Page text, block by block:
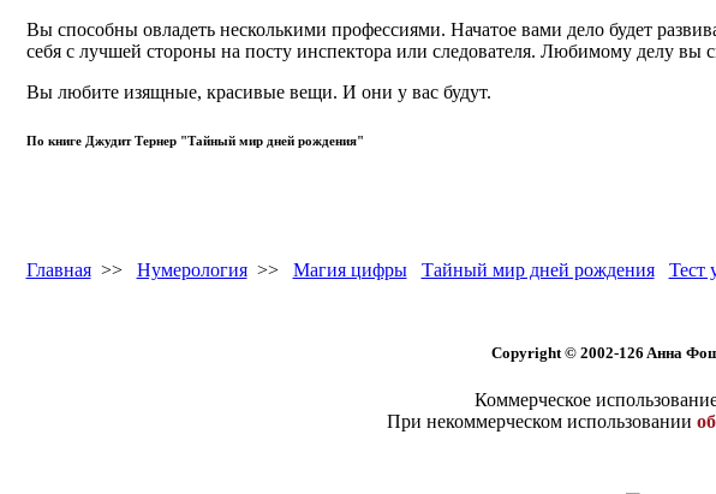
Вы способны овладеть несколькими профессиями. Начатое вами дело будет
себя с лучшей стороны на посту инспектора или следователя. Любимому делу
Вы любите изящные, красивые вещи. И они у вас будут.
По книге Джудит Тернер "Тайный мир дней рождения"
Главная>> Нумерология>> Магия цифры Тайный мир дней рождения Тест
Copyright © 2002-126 Aннa
Коммерческое
При некоммерческом использовании